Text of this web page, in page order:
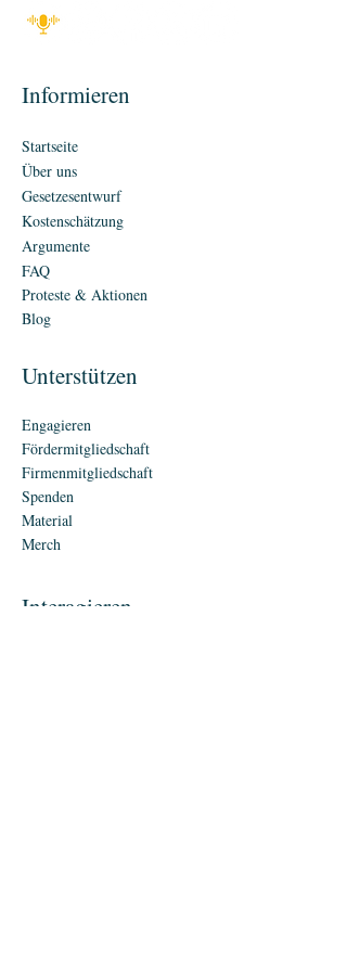
Informieren
Startseite
Über uns
Gesetzesentwurf
Kostenschätzung
Argumente
FAQ
Proteste & Aktionen
Blog
Unterstützen
Engagieren
Fördermitgliedschaft
Firmenmitgliedschaft
Spenden
Material
Merch
Interagieren